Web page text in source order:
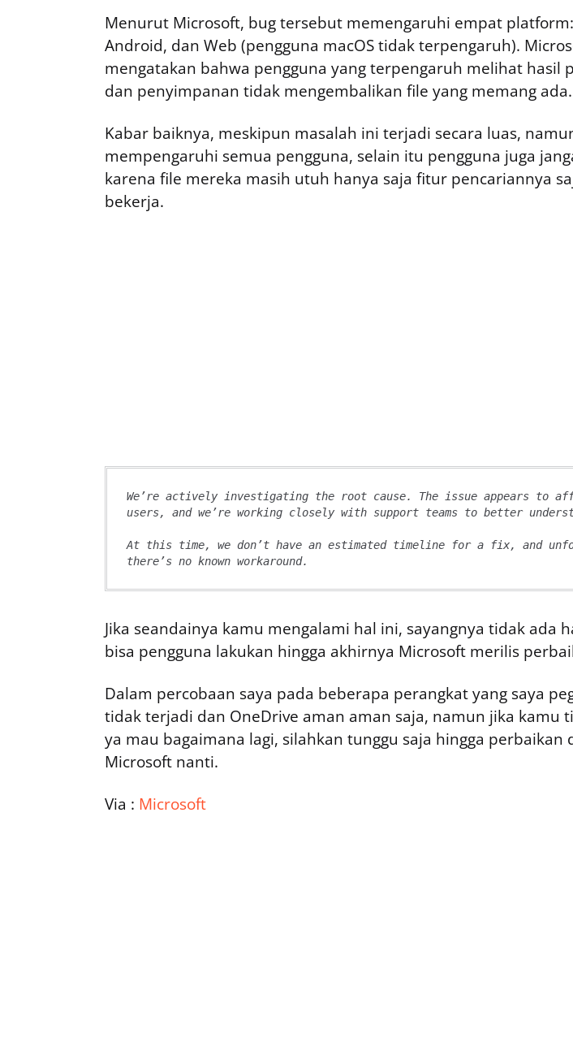
Menurut Microsoft, bug tersebut memengaruhi empat platform:
Android, dan Web (pengguna macOS tidak terpengaruh).
mengatakan bahwa pengguna yang terpengaruh melihat hasil
dan penyimpanan tidak mengembalikan file yang memang ada.
Kabar baiknya, meskipun masalah ini terjadi secara luas,
mempengaruhi semua pengguna, selain itu pengguna juga
karena file mereka masih utuh hanya saja fitur pencariannya
bekerja.
We’re actively investigating the root cause. The issue appears to
users, and we’re working closely with support teams to better
At this time, we don’t have an estimated timeline for a fix, and
there’s no known workaround.
Jika seandainya kamu mengalami hal ini, sayangnya tidak ada
bisa pengguna lakukan hingga akhirnya Microsoft merilis
Dalam percobaan saya pada beberapa perangkat yang saya
tidak terjadi dan OneDrive aman aman saja, namun jika kamu
ya mau bagaimana lagi, silahkan tunggu saja hingga perbaikan
Microsoft nanti.
Via : Microsoft